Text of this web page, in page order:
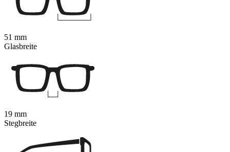
51 mm
Glasbreite
19 mm
Stegbreite